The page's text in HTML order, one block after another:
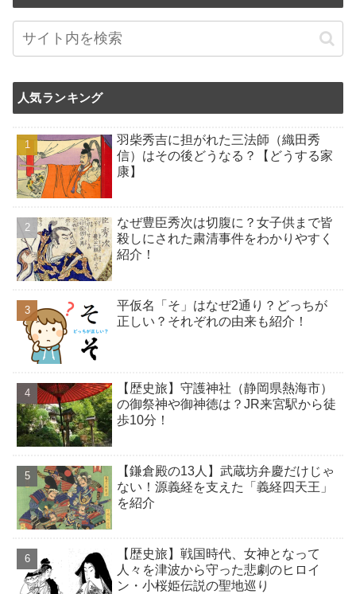
人気ランキング
羽柴秀吉に担がれた三法師（織田秀
信）はその後どうなる？【どうする家
康】
なぜ豊臣秀次は切腹に？女子供まで皆
殺しにされた粛清事件をわかりやすく
紹介！
平仮名「そ」はなぜ2通り？どっちが
正しい？それぞれの由来も紹介！
【歴史旅】守護神社（静岡県熱海市）
の御祭神や御神徳は？JR来宮駅から徒
歩10分！
【鎌倉殿の13人】武蔵坊弁慶だけじゃ
ない！源義経を支えた「義経四天王」
を紹介
【歴史旅】戦国時代、女神となって
人々を津波から守った悲劇のヒロイ
ン・小桜姫伝説の聖地巡り